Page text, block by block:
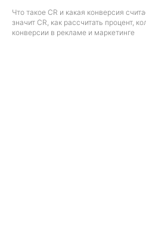
Что такое CR и какая конверсия
значит CR, как рассчитать процент,
конверсии в рекламе и маркетинге